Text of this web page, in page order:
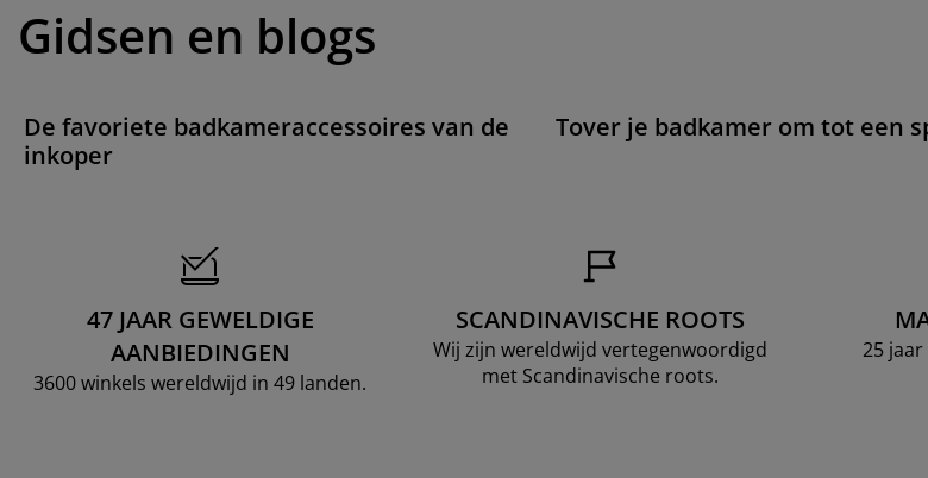
Gidsen en blogs
De favoriete badkameraccessoires van de
inkoper
Tover je badkamer om tot een
47 JAAR GEWELDIGE
AANBIEDINGEN
3600 winkels wereldwijd in 49 landen.
SCANDINAVISCHE ROOTS
Wij zijn wereldwijd vertegenwoordigd
met Scandinavische roots.
25